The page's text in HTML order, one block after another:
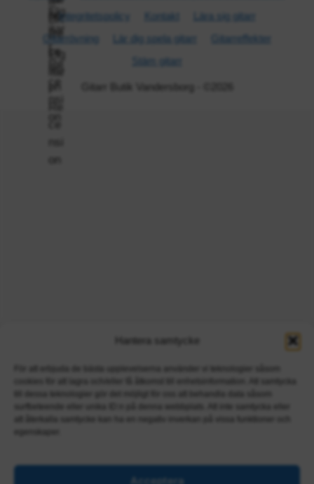
Hantera samtycke
Acceptera
Integritetspolicy
Kontakt
Lära sig gitarr
Gitarr­övning
Lär dig spela gitarr
Gitarr­effekter
Stäm gitarr
Gitarr Butik Vandersborg - ©2026